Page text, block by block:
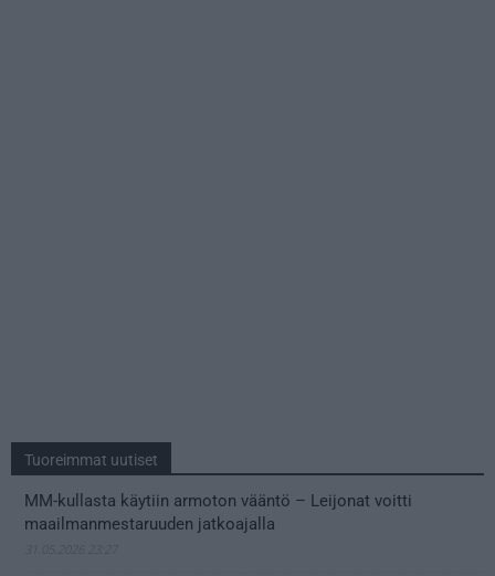
Tuoreimmat uutiset
MM-kullasta käytiin armoton vääntö – Leijonat voitti
maailmanmestaruuden jatkoajalla